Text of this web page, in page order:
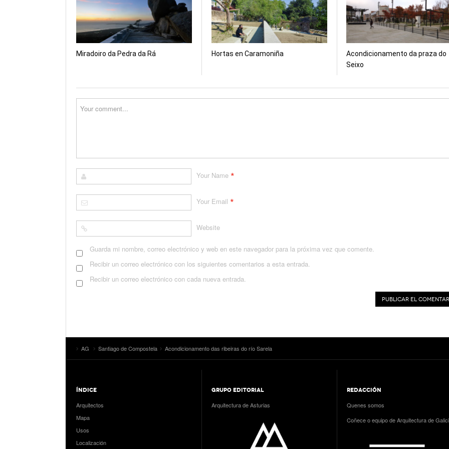
Miradoiro da Pedra da Rá Hortas en Caramoniña
Acondicionamento da praza do
Seixo
Your Name *
Your Email *
Website
Guarda mi nombre, correo electrónico y web en este navegador para la próxima vez que comente.
Recibir un correo electrónico con los siguientes comentarios a esta entrada.
Recibir un correo electrónico con cada nueva entrada.
AG Santiago de Compostela Acondicionamento das ribeiras do río Sarela
ÍNDICE
Arquitectos
Mapa
Usos
Localización
GRUPO EDITORIAL
Arquitectura de Asturias
REDACCIÓN
Quenes somos
Coñece o equipo de Arquitectura de